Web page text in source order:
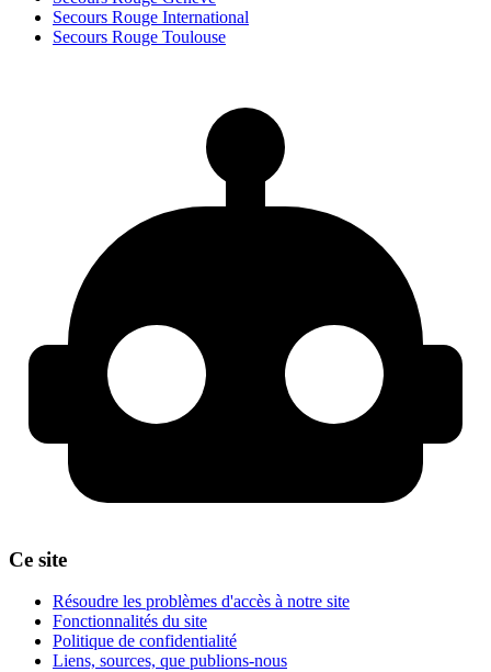
Secours Rouge International
Secours Rouge Toulouse
Ce site
Résoudre les problèmes d'accès à notre site
Fonctionnalités du site
Politique de confidentialité
Liens, sources, que publions-nous